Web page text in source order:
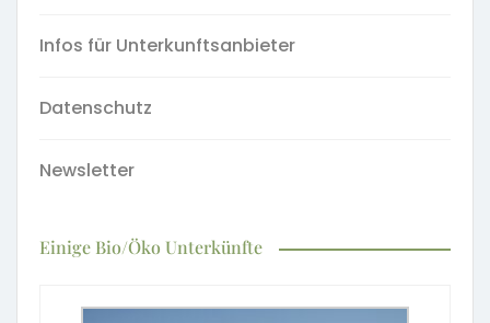
Infos für Unterkunftsanbieter
Datenschutz
Newsletter
Einige Bio/Öko Unterkünfte